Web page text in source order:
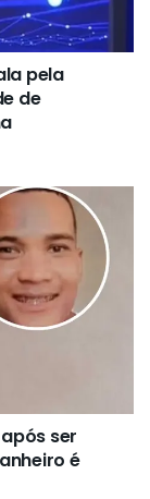
pela
de
ser
é